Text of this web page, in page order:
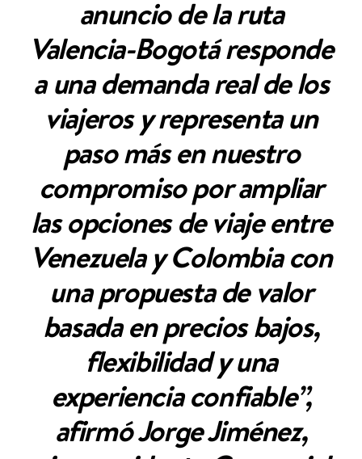
anuncio de la ruta
Valencia-Bogotá responde
a una demanda real de los
viajeros y representa un
paso más en nuestro
compromiso por ampliar
las opciones de viaje entre
Venezuela y Colombia con
una propuesta de valor
basada en precios bajos,
flexibilidad y una
experiencia confiable”,
afirmó Jorge Jiménez,